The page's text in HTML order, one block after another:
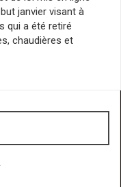
janvier visant à
qui a été retiré
chaudières et